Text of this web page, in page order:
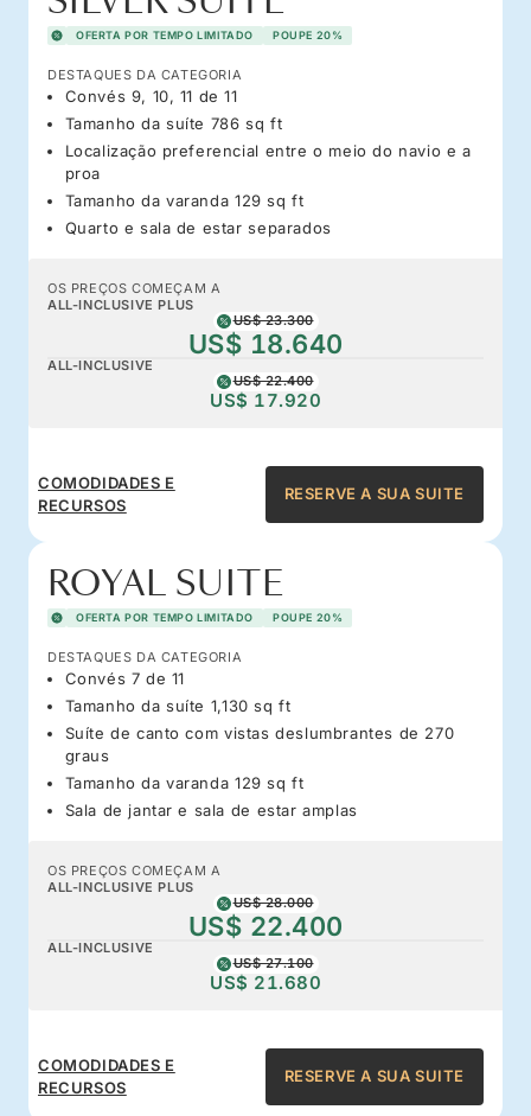
OFERTA POR TEMPO LIMITADO POUPE 20%
DESTAQUES DA CATEGORIA
Convés 9, 10, 11 de 11
Tamanho da suíte 786 sq ft
Localização preferencial entre o meio do navio e a
proa
Tamanho da varanda 129 sq ft
Quarto e sala de estar separados
OS PREÇOS COMEÇAM A
ALL-INCLUSIVE PLUS
US$ 23.300
US$ 18.640
ALL-INCLUSIVE
US$ 22.400
US$ 17.920
COMODIDADES E
RECURSOS
RESERVE A SUA SUITE
ROYAL SUITE
OFERTA POR TEMPO LIMITADO POUPE 20%
DESTAQUES DA CATEGORIA
Convés 7 de 11
Tamanho da suíte 1,130 sq ft
Suíte de canto com vistas deslumbrantes de 270
graus
Tamanho da varanda 129 sq ft
Sala de jantar e sala de estar amplas
OS PREÇOS COMEÇAM A
ALL-INCLUSIVE PLUS
US$ 28.000
US$ 22.400
ALL-INCLUSIVE
US$ 27.100
US$ 21.680
COMODIDADES E
RECURSOS
RESERVE A SUA SUITE